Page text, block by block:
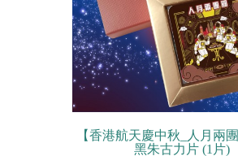
【香港航天慶中秋_人月兩
黑朱古力片 (1片)